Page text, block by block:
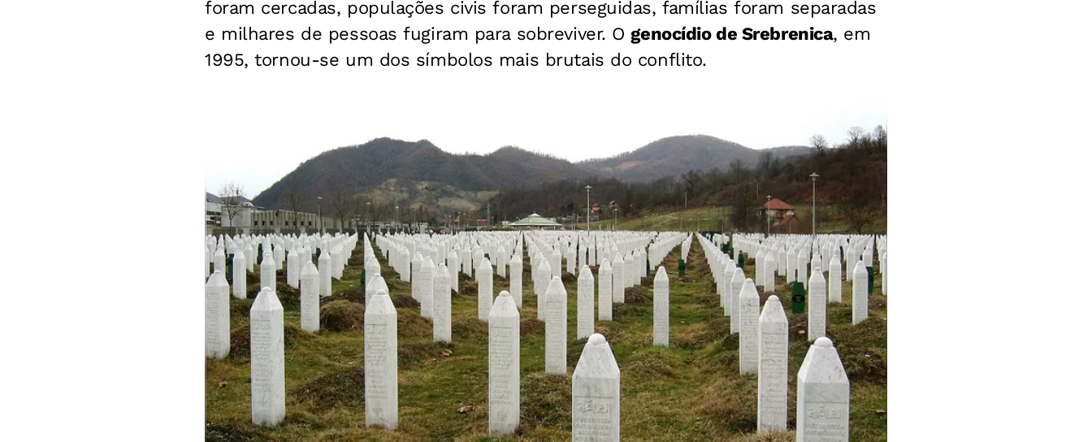
foram cercadas, populações civis foram perseguidas, famílias foram separadas
e milhares de pessoas fugiram para sobreviver. O genocídio de Srebrenica, em
1995, tornou-se um dos símbolos mais brutais do conflito.